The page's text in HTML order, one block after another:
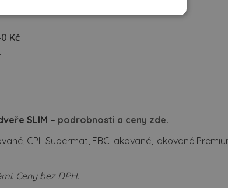
Kč
SLIM – podrobnosti a ceny zde.
CPL Supermat, EBC lakované, lakované
Ceny bez DPH.